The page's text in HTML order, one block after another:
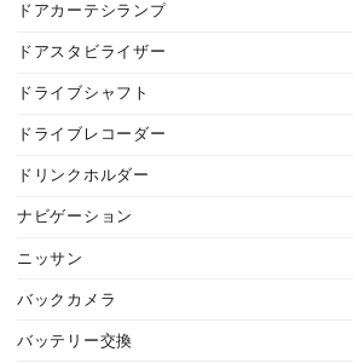
ドアカーテシランプ
ドアスタビライザー
ドライブシャフト
ドライブレコーダー
ドリンクホルダー
ナビゲーション
ニッサン
バックカメラ
バッテリー交換